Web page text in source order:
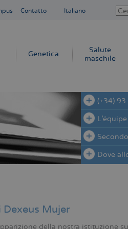
Contatto Italiano
Genetica
Salute
maschile
(+34)
Dove
Mujer
della nostra istituzione